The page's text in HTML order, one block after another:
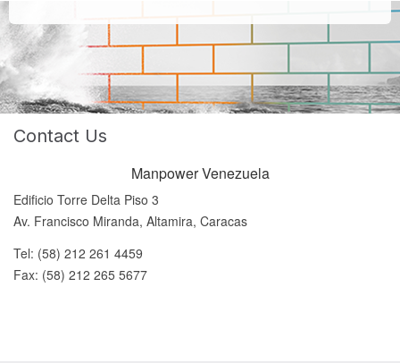
Contact Us
Manpower Venezuela
Edificio Torre Delta Piso 3
Av. Francisco Miranda, Altamira, Caracas
Tel: (58) 212 261 4459
Fax: (58) 212 265 5677